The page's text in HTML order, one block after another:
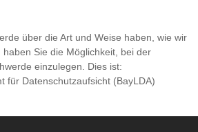
über die Art und Weise haben, wie wir
Sie die Möglichkeit, bei der
einzulegen. Dies ist:
für Datenschutzaufsicht (BayLDA)